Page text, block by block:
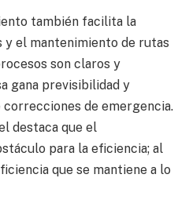
también facilita la
y el mantenimiento de rutas
son claros y
gana previsibilidad y
correcciones de emergencia.
destaca que el
para la eficiencia; al
que se mantiene a lo